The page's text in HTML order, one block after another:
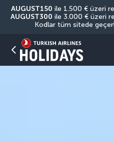
AUGUST150 ile 1.500 € üzeri
AUGUST300 ile 3.000 € üzeri
Kodlar tüm sitede